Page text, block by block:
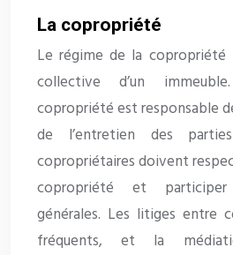
La copropriété
Le régime de la copropriété
collective d’un
copropriété est responsable
de l’entretien des
copropriétaires doivent
copropriété et participer
générales. Les litiges entre
fréquents, et la